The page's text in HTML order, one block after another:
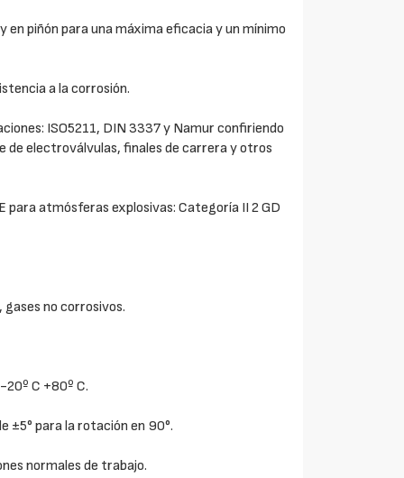
piñón para una máxima eficacia y un mínimo
a la corrosión.
ISO5211, DIN 3337 y Namur confiriendo
de electroválvulas, finales de carrera y otros
atmósferas explosivas: Categoría II 2 GD
gases no corrosivos.
C +80º C.
±5° para la rotación en 90°.
normales de trabajo.